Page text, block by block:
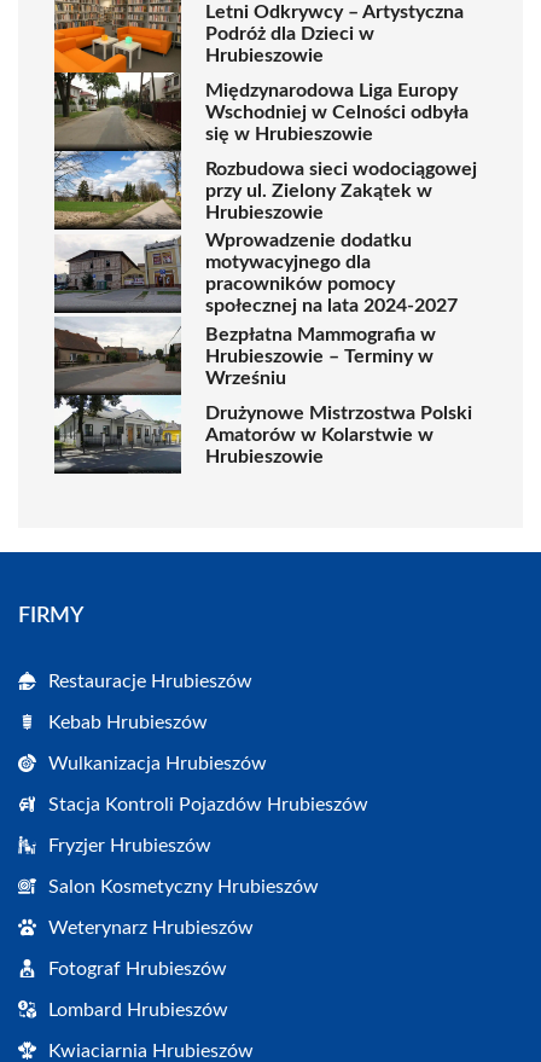
Letni Odkrywcy – Artystyczna
Podróż dla Dzieci w
Hrubieszowie
Międzynarodowa Liga Europy
Wschodniej w Celności odbyła
się w Hrubieszowie
Rozbudowa sieci wodociągowej
przy ul. Zielony Zakątek w
Hrubieszowie
Wprowadzenie dodatku
motywacyjnego dla
pracowników pomocy
społecznej na lata 2024-2027
Bezpłatna Mammografia w
Hrubieszowie – Terminy w
Wrześniu
Drużynowe Mistrzostwa Polski
Amatorów w Kolarstwie w
Hrubieszowie
FIRMY
Restauracje Hrubieszów
Kebab Hrubieszów
Wulkanizacja Hrubieszów
Stacja Kontroli Pojazdów Hrubieszów
Fryzjer Hrubieszów
Salon Kosmetyczny Hrubieszów
Weterynarz Hrubieszów
Fotograf Hrubieszów
Lombard Hrubieszów
Kwiaciarnia Hrubieszów